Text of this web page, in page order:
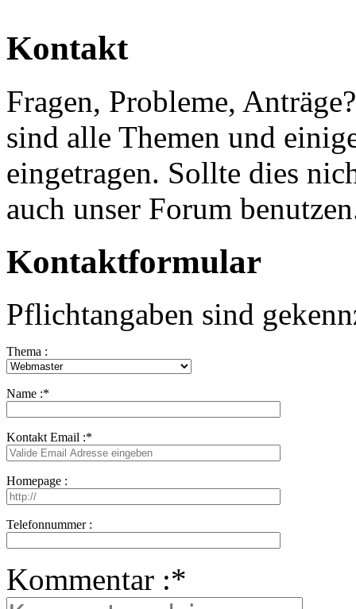
Kontakt
Fragen, Probleme,
sind alle Themen und
eingetragen. Sollte dies
auch unser Forum
Kontaktformular
Pflichtangaben sind
Thema :
Name :*
Kontakt Email :*
Homepage :
Telefonnummer :
Kommentar :*